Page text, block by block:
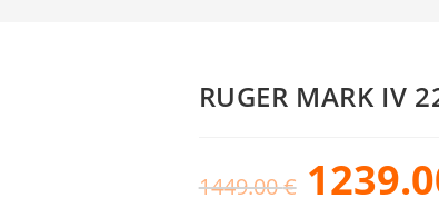
RUGER MARK IV
1449.00€